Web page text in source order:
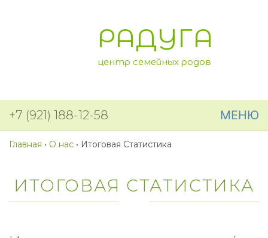
РАДУГА
центр семейных родов
+7 (921) 188-12-58 МЕНЮ
Главная • О нас • Итоговая Статистика
ИТОГОВАЯ СТАТИСТИКА